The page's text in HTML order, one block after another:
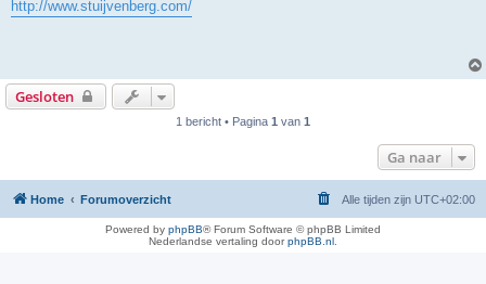
http://www.stuijvenberg.com/
Gesloten
1 bericht • Pagina 1 van 1
Ga naar
Home Forumoverzicht Alle tijden zijn UTC+02:00
Powered by phpBB® Forum Software © phpBB Limited
Nederlandse vertaling doorphpBB.nl